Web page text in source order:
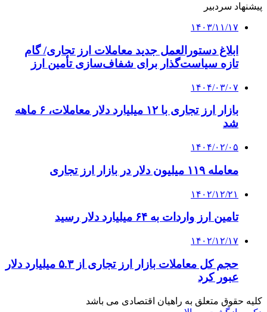
پیشنهاد سردبیر
۱۴۰۳/۱۱/۱۷
ابلاغ دستورالعمل جدید معاملات ارز تجاری/ گام
تازه سیاست‌گذار برای شفاف‌سازی تأمین ارز
۱۴۰۴/۰۳/۰۷
بازار ارز تجاری با ۱۲ میلیارد دلار معاملات، ۶ ماهه
شد
۱۴۰۴/۰۲/۰۵
معامله ۱۱۹ میلیون دلار در بازار ارز تجاری
۱۴۰۲/۱۲/۲۱
تامین ارز واردات به ۶۴ میلیارد دلار رسید
۱۴۰۲/۱۲/۱۷
حجم کل معاملات بازار ارز تجاری از ۵.۳ میلیارد دلار
عبور کرد
کلیه حقوق متعلق به راهیان اقتصادی می باشد